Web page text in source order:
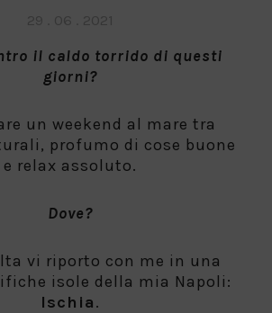
il caldo torrido di questi
giorni?
un weekend al mare tra
profumo di cose buone
e relax assoluto.
Dove?
vi riporto con me in una
isole della mia Napoli:
Ischia.